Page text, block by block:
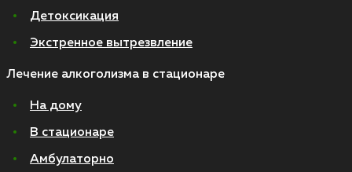
Детоксикация
Экстренное вытрезвление
Лечение алкоголизма в стационаре
На дому
В стационаре
Амбулаторно